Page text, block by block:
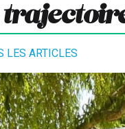
LES ARTICLES